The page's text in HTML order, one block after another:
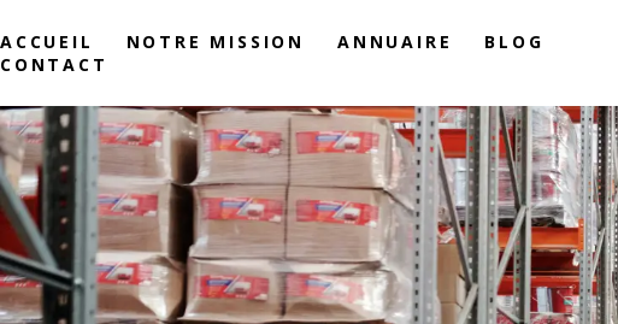
ACCUEIL NOTRE MISSION ANNUAIRE
BLOG
CONTACT